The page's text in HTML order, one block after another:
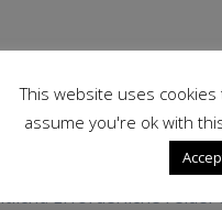
Erforderliche
This website uses
assume you're ok with